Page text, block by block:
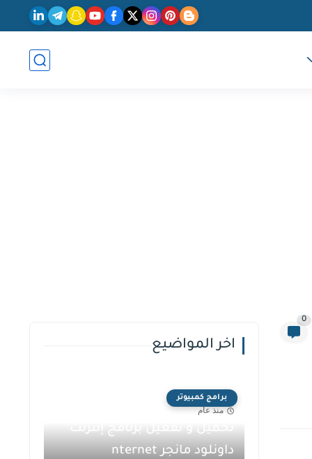
0
اخر المواضيع
برامج كمبيوتر
منذ عام
تحميل و تفعيل برنامج إنترنت
داونلود مانجر nternet